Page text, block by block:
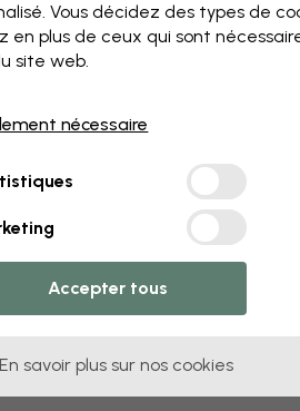
:
ouvrés
(également disponible en papier peint
sur toile
Vous décidez des types de
en plus de ceux qui sont
site web.
nécessaire
Accepter tous
En savoir plus sur nos cookies